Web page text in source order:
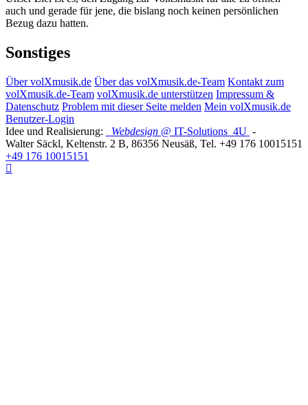
auch und gerade für jene, die bislang noch keinen persönlichen
Bezug dazu hatten.
Sonstiges
Über volXmusik.de Über das volXmusik.de-Team Kontakt zum
volXmusik.de-Team volXmusik.de unterstützen Impressum &
Datenschutz Problem mit dieser Seite melden Mein volXmusik.de
Benutzer-Login
Idee und Realisierung:
Webdesign @ IT-Solutions 4U -
Walter Säckl, Keltenstr. 2 B, 86356 Neusäß, Tel. +49 176 10015151
+49 176 10015151